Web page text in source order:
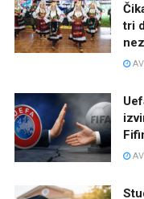
tri